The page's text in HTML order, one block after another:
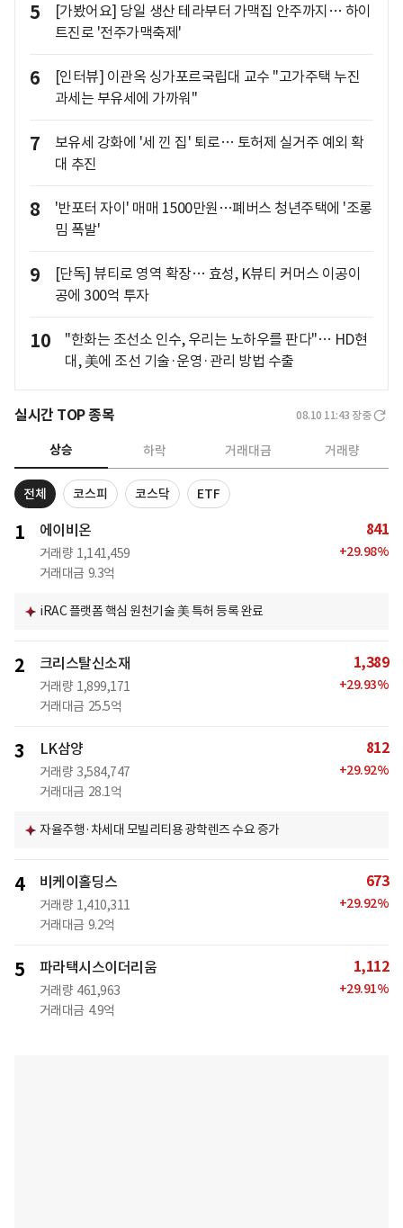
5
[가봤어요] 당일 생산 테라부터 가맥집 안주까지… 하이
트진로 '전주가맥축제'
6
[인터뷰] 이관옥 싱가포르국립대 교수 "고가주택 누진
과세는 부유세에 가까워"
7
보유세 강화에 '세 낀 집' 퇴로… 토허제 실거주 예외 확
대 추진
8
'반포터 자이' 매매 1500만원…폐버스 청년주택에 '조롱
밈 폭발'
9
[단독] 뷰티로 영역 확장… 효성, K뷰티 커머스 이공이
공에 300억 투자
10
"한화는 조선소 인수, 우리는 노하우를 판다"… HD현
대, 美에 조선 기술·운영·관리 방법 수출
실시간 TOP 종목 08.10 11:43 장중
상승 하락 거래대금 거래량
전체 코스피 코스닥 ETF
1 에이비온
거래량 1,141,459
거래대금 9.3억
841
+29.98%
iRAC 플랫폼 핵심 원천기술 美 특허 등록 완료
2 크리스탈신소재
거래량 1,899,171
거래대금 25.5억
1,389
+29.93%
3 LK삼양
거래량 3,584,747
거래대금 28.1억
812
+29.92%
자율주행·차세대 모빌리티용 광학렌즈 수요 증가
4 비케이홀딩스
거래량 1,410,311
거래대금 9.2억
673
+29.92%
5 파라택시스이더리움
거래량 461,963
거래대금 4.9억
1,112
+29.91%